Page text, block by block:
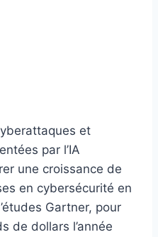
et
par l’IA
une croissance de
en cybersécurité en
Gartner, pour
de dollars l’année